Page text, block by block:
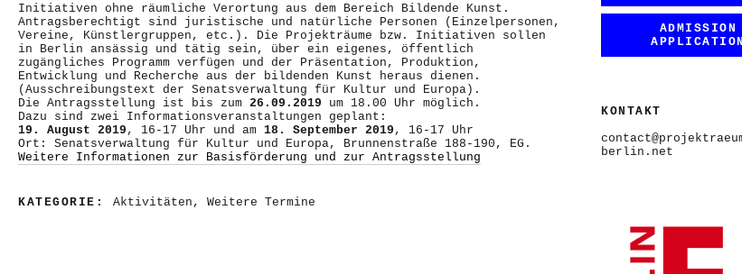
Initiativen ohne räumliche Verortung aus dem Bereich Bildende Kunst.
Antragsberechtigt sind juristische und natürliche Personen (Einzelpersonen,
Vereine, Künstlergruppen, etc.). Die Projekträume bzw. Initiativen sollen
in Berlin ansässig und tätig sein, über ein eigenes, öffentlich
zugängliches Programm verfügen und der Präsentation, Produktion,
Entwicklung und Recherche aus der bildenden Kunst heraus dienen.
(Ausschreibungstext der Senatsverwaltung für Kultur und Europa).
Die Antragsstellung ist bis zum 26.09.2019 um 18.00 Uhr möglich.
Dazu sind zwei Informationsveranstaltungen geplant:
19. August 2019 , 16-17 Uhr und am 18. September 2019 , 16-17 Uhr
Ort: Senatsverwaltung für Kultur und Europa, Brunnenstraße 188-190, EG.
Weitere Informationen zur Basisförderung und zur Antragsstellung
KATEGORIE: Aktivitäten , Weitere Termine
ADMISSION
APPLICATION
KONTAKT
berlin.net